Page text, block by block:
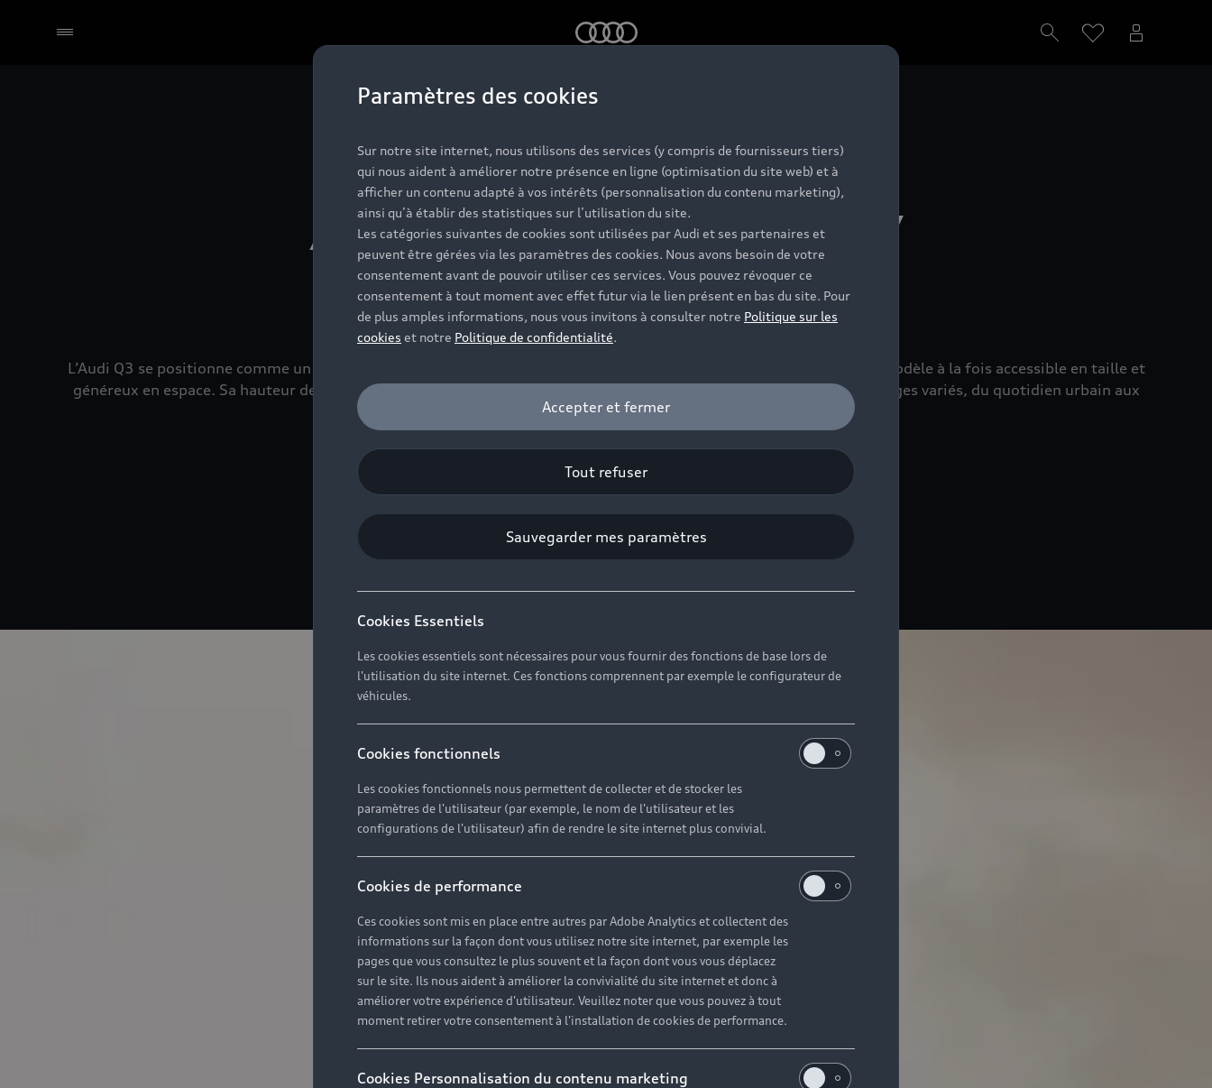
Paramètres des cookies
Sur notre site internet, nous utilisons des services (y compris de fournisseurs tiers)
qui nous aident à améliorer notre présence en ligne (optimisation du site web) et à
afficher un contenu adapté à vos intérêts (personnalisation du contenu marketing),
ainsi qu’à établir des statistiques sur l’utilisation du site.
Les catégories suivantes de cookies sont utilisées par Audi et ses partenaires et
peuvent être gérées via les paramètres des cookies. Nous avons besoin de votre
consentement avant de pouvoir utiliser ces services. Vous pouvez révoquer ce
consentement à tout moment avec effet futur via le lien présent en bas du site. Pour
de plus amples informations, nous vous invitons à consulter notre Politique sur les
cookies et notre Politique de confidentialité.
Accepter et fermer
Tout refuser
Sauvegarder mes paramètres
Cookies Essentiels
Les cookies essentiels sont nécessaires pour vous fournir des fonctions de base lors de
l'utilisation du site internet. Ces fonctions comprennent par exemple le configurateur de
véhicules.
Cookies fonctionnels
Les cookies fonctionnels nous permettent de collecter et de stocker les
paramètres de l'utilisateur (par exemple, le nom de l'utilisateur et les
configurations de l'utilisateur) afin de rendre le site internet plus convivial.
Cookies de performance
Ces cookies sont mis en place entre autres par Adobe Analytics et collectent des
informations sur la façon dont vous utilisez notre site internet, par exemple les
pages que vous consultez le plus souvent et la façon dont vous vous déplacez
sur le site. Ils nous aident à améliorer la convivialité du site internet et donc à
améliorer votre expérience d'utilisateur. Veuillez noter que vous pouvez à tout
moment retirer votre consentement à l'installation de cookies de performance.
Cookies Personnalisation du contenu marketing
Audi Q3 Lyon : le SUV
compact polyvalent
L’Audi Q3 se positionne comme un SUV compact intermédiaire, idéal pour les conducteurs lyonnais recherchant un modèle à la fois accessible en taille et
généreux en espace. Sa hauteur de conduite rassurante et sa modularité intérieure en font un choix adapté à des usages variés, du quotidien urbain aux
déplacements régionaux.
Voir les véhicules disponibles